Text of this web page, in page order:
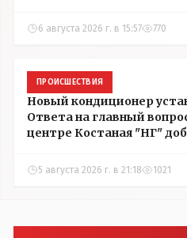
6 августа 2026 г. в 15:57 770
ПРОИСШЕСТВИЯ
Новый кондиционер
Ответа на главный
центре Костаная "НГ"
5 августа 2026 г. в 21:18 1021